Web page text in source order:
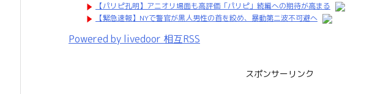
【パリピ孔明】アニオリ場面も高評価「パリピ」続編への期待が高まる
【緊急速報】NYで警官が黒人男性の首を絞め、暴動第二波不可避へ
Powered by livedoor 相互RSS
スポンサーリンク